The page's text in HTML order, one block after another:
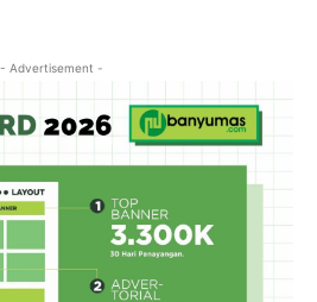
- Advertisement -